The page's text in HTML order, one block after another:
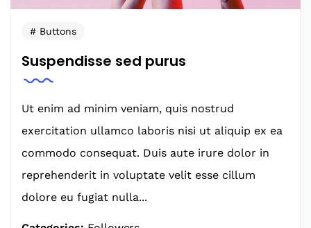
Buttons
Suspendisse sed purus
Ut enim ad minim veniam, quis nostrud
exercitation ullamco laboris nisi ut aliquip ex ea
commodo consequat. Duis aute irure dolor in
reprehenderit in voluptate velit esse cillum
dolore eu fugiat nulla...